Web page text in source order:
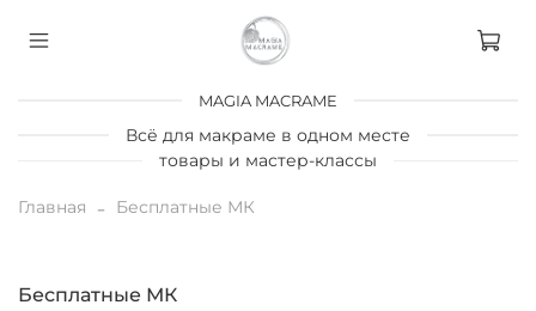
MAGIA MACRAME
Всё для макраме в одном месте
товары и мастер-классы
Главная Бесплатные МК
Бесплатные МК